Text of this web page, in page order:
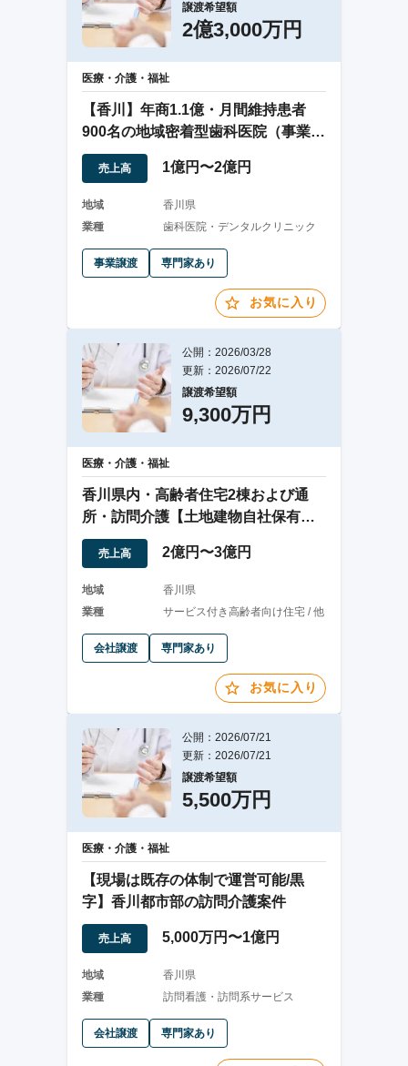
譲渡希望額
2億3,000万円
医療・介護・福祉
【香川】年商1.1億・月間維持患者
900名の地域密着型歯科医院（事業譲
渡）
売上高 1億円〜2億円
地域
香川県
業種
歯科医院・デンタルクリニック
事業譲渡 専門家あり
お気に入り
公開：2026/03/28
更新：2026/07/22
譲渡希望額
9,300万円
医療・介護・福祉
香川県内・高齢者住宅2棟および通
所・訪問介護【土地建物自社保有・
安定運営】
売上高 2億円〜3億円
地域
香川県
業種
サービス付き高齢者向け住宅 / 他
会社譲渡 専門家あり
お気に入り
公開：2026/07/21
更新：2026/07/21
譲渡希望額
5,500万円
医療・介護・福祉
【現場は既存の体制で運営可能/黒
字】香川都市部の訪問介護案件
売上高 5,000万円〜1億円
地域
香川県
業種
訪問看護・訪問系サービス
会社譲渡 専門家あり